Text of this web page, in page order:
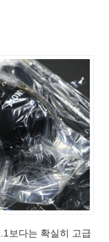
보다는 확실히 고급